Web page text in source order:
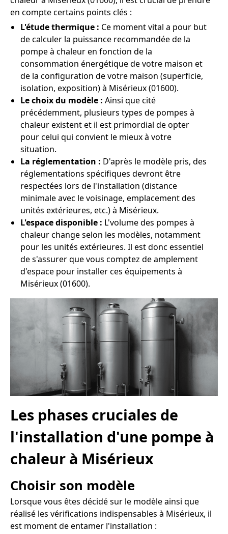
en compte certains points clés :
L'étude thermique : Ce moment vital a pour but
de calculer la puissance recommandée de la
pompe à chaleur en fonction de la
consommation énergétique de votre maison et
de la configuration de votre maison (superficie,
isolation, exposition) à Misérieux (01600).
Le choix du modèle : Ainsi que cité
précédemment, plusieurs types de pompes à
chaleur existent et il est primordial de opter
pour celui qui convient le mieux à votre
situation.
La réglementation : D'après le modèle pris, des
réglementations spécifiques devront être
respectées lors de l'installation (distance
minimale avec le voisinage, emplacement des
unités extérieures, etc.) à Misérieux.
L'espace disponible : L'volume des pompes à
chaleur change selon les modèles, notamment
pour les unités extérieures. Il est donc essentiel
de s'assurer que vous comptez de amplement
d'espace pour installer ces équipements à
Misérieux (01600).
Les phases cruciales de
l'installation d'une pompe à
chaleur à Misérieux
Choisir son modèle
Lorsque vous êtes décidé sur le modèle ainsi que
réalisé les vérifications indispensables à Misérieux, il
est moment de entamer l'installation :